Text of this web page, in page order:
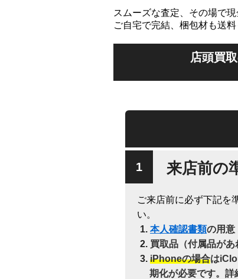
スムーズな査定、その場で
ご自宅で完結、梱包材も送
店頭買
来店前の
ご来店前に必ず下記を
い。
本人確認書類の用意
買取品（付属品があ
iPhoneの場合は
期化が必要です。詳